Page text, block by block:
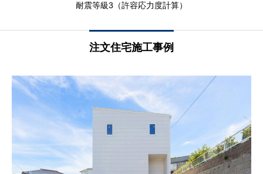
耐震等級3（許容応力度計算）
注文住宅施工事例